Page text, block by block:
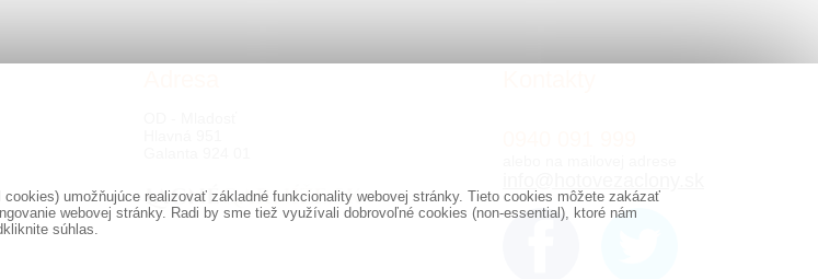
umožňujúce realizovať základné funkcionality webovej stránky. Tieto cookies môžete zakázať
webovej stránky. Radi by sme tiež využívali dobrovoľné cookies (non-essential), ktoré nám
súhlas.